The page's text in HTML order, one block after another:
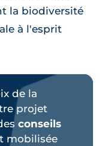
la biodiversité
à l'esprit
de la
projet
conseils
mobilisée